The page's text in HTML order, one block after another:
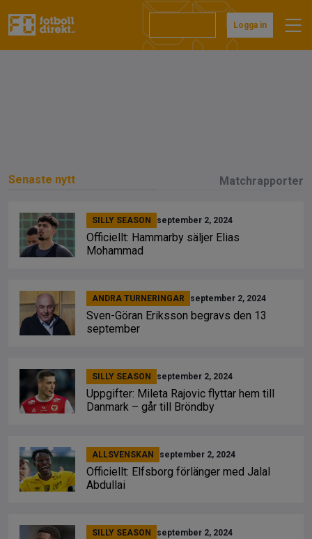
Logga in
Senaste nytt Matchrapporter
SILLY SEASON september 2, 2024
Officiellt: Hammarby säljer Elias
Mohammad
ANDRA TURNERINGAR september 2, 2024
Sven-Göran Eriksson begravs den 13
september
SILLY SEASON september 2, 2024
Uppgifter: Mileta Rajovic flyttar hem till
Danmark – går till Bröndby
ALLSVENSKAN september 2, 2024
Officiellt: Elfsborg förlänger med Jalal
Abdullai
SILLY SEASON september 2, 2024